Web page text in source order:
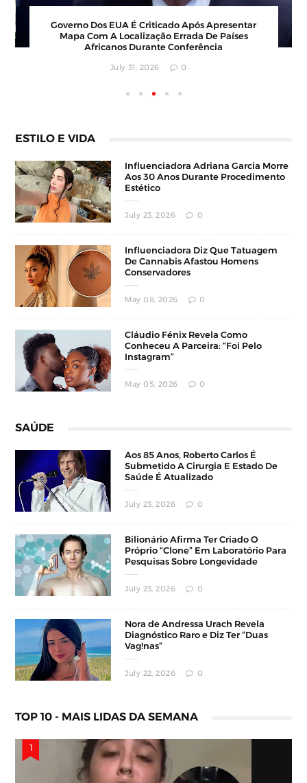
Barbearia Nudista Viraliza Ao Atrair Clientes Com
Conceito Inusitado E Faturamento Milionário
ESTILO E VIDA
Influenciadora Adriana Garcia Morre
Aos 30 Anos Durante Procedimento
Estético
July 23, 2026 0
Influenciadora Diz Que Tatuagem
De Cannabis Afastou Homens
Conservadores
May 08, 2026 0
Cláudio Fénix Revela Como
Conheceu A Parceira: “Foi Pelo
Instagram”
May 05, 2026 0
SAÚDE
Aos 85 Anos, Roberto Carlos É
Submetido A Cirurgia E Estado De
Saúde É Atualizado
July 23, 2026 0
Bilionário Afirma Ter Criado O
Próprio “Clone” Em Laboratório Para
Pesquisas Sobre Longevidade
July 23, 2026 0
Nora de Andressa Urach Revela
Diagnóstico Raro e Diz Ter “Duas
Vag!nas”
July 22, 2026 0
TOP 10 - MAIS LIDAS DA SEMANA